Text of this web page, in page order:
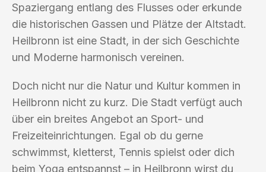
Spaziergang entlang des Flusses oder erkunde
die historischen Gassen und Plätze der Altstadt.
Heilbronn ist eine Stadt, in der sich Geschichte
und Moderne harmonisch vereinen.
Doch nicht nur die Natur und Kultur kommen in
Heilbronn nicht zu kurz. Die Stadt verfügt auch
über ein breites Angebot an Sport- und
Freizeiteinrichtungen. Egal ob du gerne
schwimmst, kletterst, Tennis spielst oder dich
beim Yoga entspannst – in Heilbronn wirst du